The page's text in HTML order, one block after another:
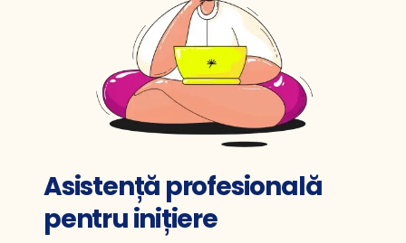
Asistență profesională
pentru inițiere